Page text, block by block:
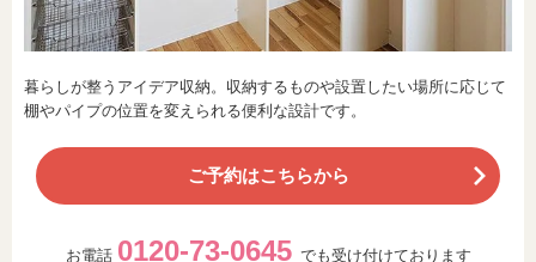
暮らしが整うアイデア収納。収納するものや設置したい場所に応じて
棚やパイプの位置を変えられる便利な設計です。
ご予約はこちらから
お電話 0120-73-0645 でも受け付けております